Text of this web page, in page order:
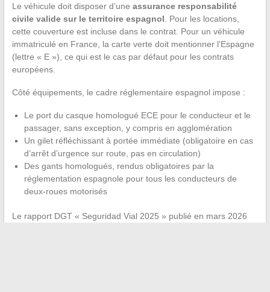
Le véhicule doit disposer d’une assurance responsabilité
civile valide sur le territoire espagnol. Pour les locations,
cette couverture est incluse dans le contrat. Pour un véhicule
immatriculé en France, la carte verte doit mentionner l’Espagne
(lettre « E »), ce qui est le cas par défaut pour les contrats
européens.
Côté équipements, le cadre réglementaire espagnol impose :
Le port du casque homologué ECE pour le conducteur et le
passager, sans exception, y compris en agglomération
Un gilet réfléchissant à portée immédiate (obligatoire en cas
d’arrêt d’urgence sur route, pas en circulation)
Des gants homologués, rendus obligatoires par la
réglementation espagnole pour tous les conducteurs de
deux-roues motorisés
Le rapport DGT « Seguridad Vial 2025 » publié en mars 2026